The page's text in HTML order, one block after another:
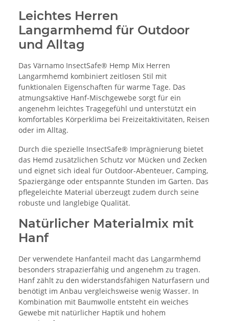
Leichtes Herren
Langarmhemd für Outdoor
und Alltag
Das Värnamo InsectSafe® Hemp Mix Herren
Langarmhemd kombiniert zeitlosen Stil mit
funktionalen Eigenschaften für warme Tage. Das
atmungsaktive Hanf-Mischgewebe sorgt für ein
angenehm leichtes Tragegefühl und unterstützt ein
komfortables Körperklima bei Freizeitaktivitäten, Reisen
oder im Alltag.
Durch die spezielle InsectSafe® Imprägnierung bietet
das Hemd zusätzlichen Schutz vor Mücken und Zecken
und eignet sich ideal für Outdoor-Abenteuer, Camping,
Spaziergänge oder entspannte Stunden im Garten. Das
pflegeleichte Material überzeugt zudem durch seine
robuste und langlebige Qualität.
Natürlicher Materialmix mit
Hanf
Der verwendete Hanfanteil macht das Langarmhemd
besonders strapazierfähig und angenehm zu tragen.
Hanf zählt zu den widerstandsfähigen Naturfasern und
benötigt im Anbau vergleichsweise wenig Wasser. In
Kombination mit Baumwolle entsteht ein weiches
Gewebe mit natürlicher Haptik und hohem